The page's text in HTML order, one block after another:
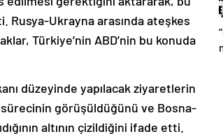
Rusya-Ukrayna arasında ateşkes
Türkiye’nin ABD’nin bu konuda
sürecinin görüşüldüğünü ve Bosna-
altının çizildiğini ifade etti.